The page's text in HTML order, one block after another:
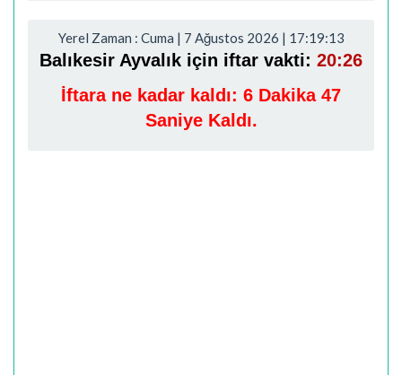
Yerel Zaman : Cuma | 7 Ağustos 2026 | 17:19:14
Balıkesir Ayvalık için iftar vakti: 20:26
İftara ne kadar kaldı: 6 Dakika 46
Saniye Kaldı.